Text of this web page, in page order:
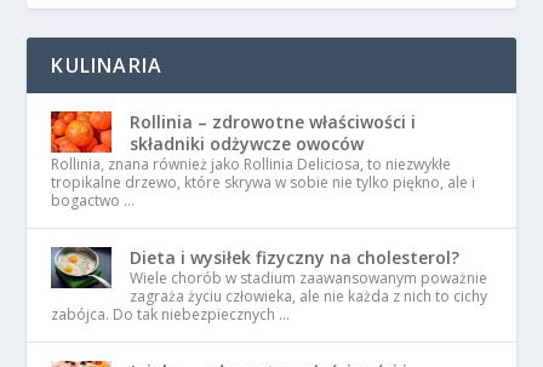
KULINARIA
Rollinia – zdrowotne właściwości i
składniki odżywcze owoców
Rollinia, znana również jako Rollinia Deliciosa, to niezwykłe
tropikalne drzewo, które skrywa w sobie nie tylko piękno, ale i
bogactwo …
Dieta i wysiłek fizyczny na cholesterol?
Wiele chorób w stadium zaawansowanym poważnie
zagraża życiu człowieka, ale nie każda z nich to cichy
zabójca. Do tak niebezpiecznych …